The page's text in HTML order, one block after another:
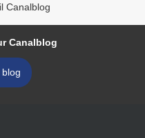
Canalblog
Canalblog